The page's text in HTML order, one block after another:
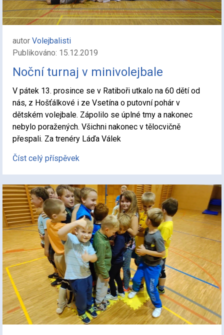
autor Volejbalisti
Publikováno: 15.12.2019
Noční turnaj v minivolejbale
V pátek 13. prosince se v Ratiboři utkalo na 60 dětí od
nás, z Hošťálkové i ze Vsetína o putovní pohár v
dětském volejbale. Zápolilo se úplné tmy a nakonec
nebylo poražených. Všichni nakonec v tělocvičně
přespali. Za trenéry Láďa Válek
Číst celý příspěvek